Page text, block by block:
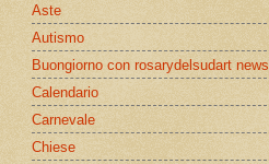
Aste
Autismo
Buongiorno con rosarydelsudart news
Calendario
Carnevale
Chiese